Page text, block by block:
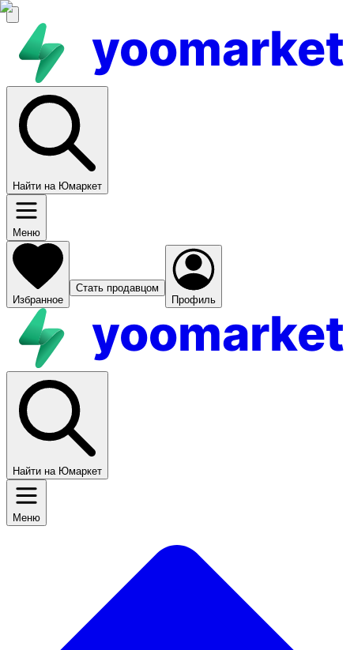
yoomarket
Найти на Юмаркет
Меню
Избранное
Стать продавцом
Профиль
yoomarket
Найти на Юмаркет
Меню